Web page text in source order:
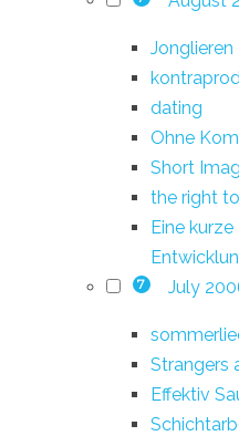
Jonglieren
dating
Ohne
Short
the right
Eine
7 July
Strangers
Effektiv